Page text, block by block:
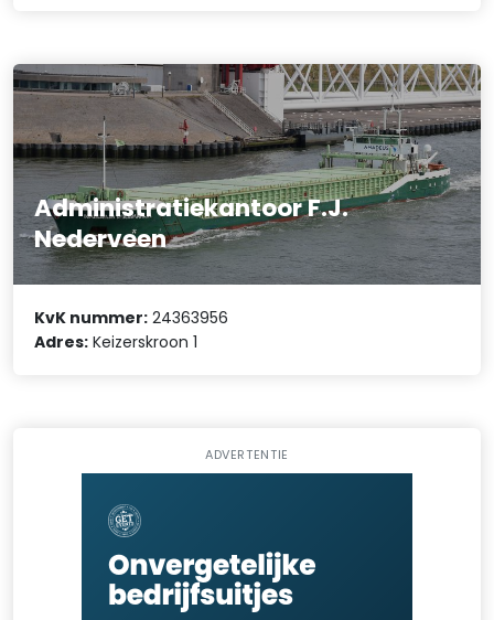
Administratiekantoor F.J.
Nederveen
KvK nummer: 24363956
Adres: Keizerskroon 1
ADVERTENTIE